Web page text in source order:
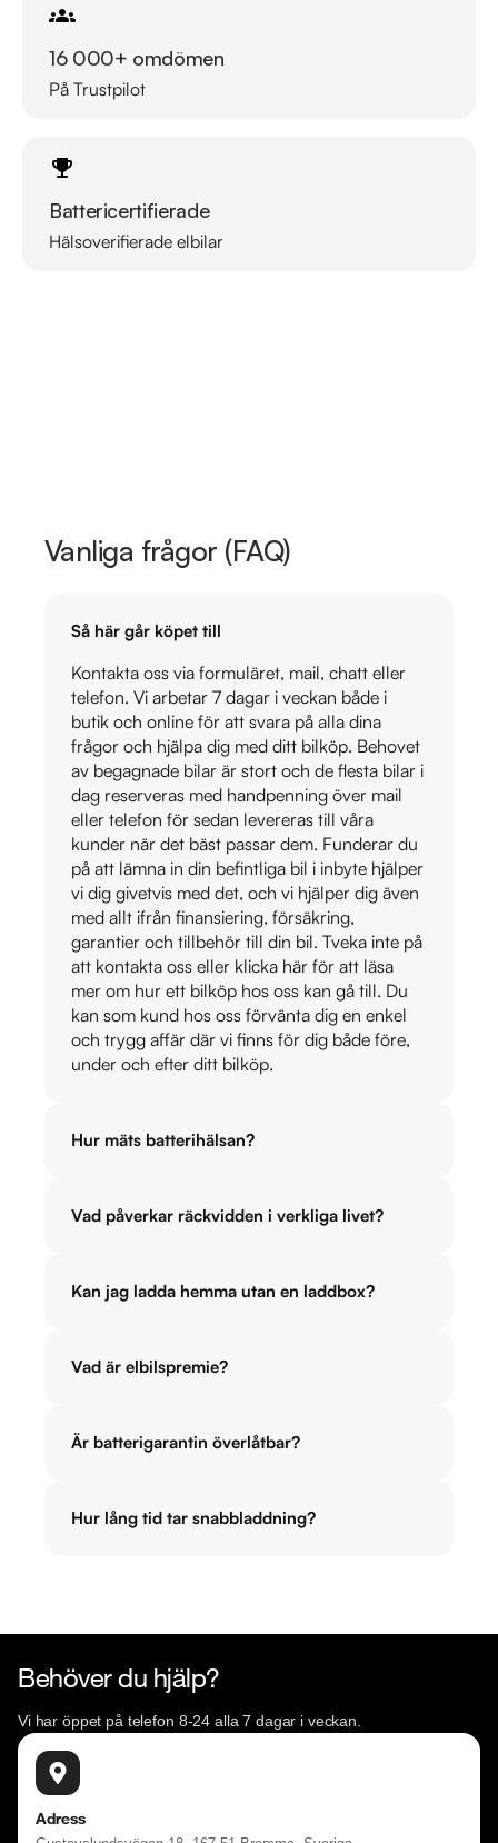
16 000+ omdömen
På Trustpilot
Battericertifierade
Hälsoverifierade elbilar
Läs mer om oss
Vanliga frågor (FAQ)
Så här går köpet till
Kontakta oss via formuläret, mail, chatt eller
telefon. Vi arbetar 7 dagar i veckan både i
butik och online för att svara på alla dina
frågor och hjälpa dig med ditt bilköp. Behovet
av begagnade bilar är stort och de flesta bilar i
dag reserveras med handpenning över mail
eller telefon för sedan levereras till våra
kunder när det bäst passar dem. Funderar du
på att lämna in din befintliga bil i inbyte hjälper
vi dig givetvis med det, och vi hjälper dig även
med allt ifrån finansiering, försäkring,
garantier och tillbehör till din bil. Tveka inte på
att kontakta oss eller klicka här för att läsa
mer om hur ett bilköp hos oss kan gå till. Du
kan som kund hos oss förvänta dig en enkel
och trygg affär där vi finns för dig både före,
under och efter ditt bilköp.
Hur mäts batterihälsan?
Vad påverkar räckvidden i verkliga livet?
Kan jag ladda hemma utan en laddbox?
Vad är elbilspremie?
Är batterigarantin överlåtbar?
Hur lång tid tar snabbladdning?
Behöver du hjälp?
Vi har öppet på telefon 8-24 alla 7 dagar i veckan.
Adress